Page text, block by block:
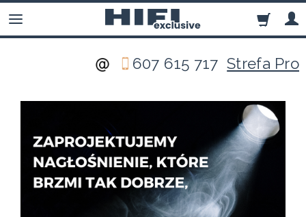
607 615 717Strefa Pro